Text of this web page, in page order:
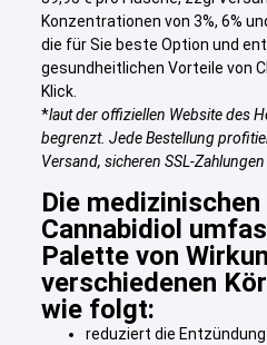
Konzentrationen von 3%, 6%
die für Sie beste Option und
gesundheitlichen Vorteile von
Klick.
*laut der offiziellen Website des
begrenzt. Jede Bestellung
Versand, sicheren SSL-
Die
Cannabidiol
Palette von
verschiedenen
wie folgt:
reduziert die